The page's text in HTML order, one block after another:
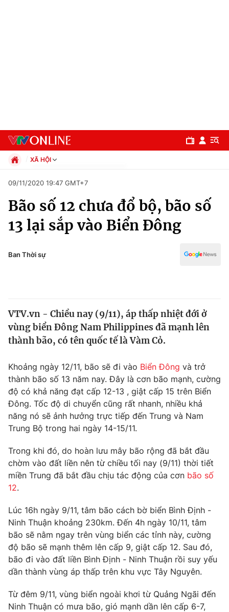
Chuyên mục
Chính trị
Y tế
Tin tức
Thế giới đó đây
Câu chuyện quốc tế
Kinh tế
Tài chính
Thị trường
Dữ liệu và đời sống
Phim VTV
Hậu trường
Khán giả
Giải sao mai
Giải trí
Điện ảnh
Âm nhạc
Sao
Du lịch
Làm đẹp
Chất lượng cuộc sống
Giáo dục
Tuyển sinh
Học trực tuyến
Công nghệ
Sản phẩm
Giao lưu trực tuyến
XÃ HỘI
Xã hội
Pháp luật
Kinh tế
Thể thao
Văn hóa - Giải trí
Giáo dục
09/11/2020 19:47 GMT+7
Bão số 12 chưa đổ bộ, bão số
13 lại sắp vào Biển Đông
Ban Thời sự
VTV.vn - Chiều nay (9/11), áp thấp nhiệt đới ở
vùng biển Đông Nam Philippines đã mạnh lên
thành bão, có tên quốc tế là Vàm Cỏ.
Khoảng ngày 12/11, bão sẽ đi vào Biển Đông và trở
thành bão số 13 năm nay. Đây là cơn bão mạnh, cường
độ có khả năng đạt cấp 12-13 , giật cấp 15 trên Biển
Đông. Tốc độ di chuyển cũng rất nhanh, nhiều khả
năng nó sẽ ảnh hưởng trực tiếp đến Trung và Nam
Trung Bộ trong hai ngày 14-15/11.
Trong khi đó, do hoàn lưu mây bão rộng đã bắt đầu
chờm vào đất liền nên từ chiều tối nay (9/11) thời tiết
miền Trung đã bắt đầu chịu tác động của cơn bão số
12.
Lúc 16h ngày 9/11, tâm bão cách bờ biển Bình Định -
Ninh Thuận khoảng 230km. Đến 4h ngày 10/11, tâm
bão sẽ nằm ngay trên vùng biển các tỉnh này, cường
độ bão sẽ mạnh thêm lên cấp 9, giật cấp 12. Sau đó,
bão đi vào đất liền Bình Định - Ninh Thuận rồi suy yếu
dần thành vùng áp thấp trên khu vực Tây Nguyên.
Từ đêm 9/11, vùng biển ngoài khơi từ Quảng Ngãi đến
Ninh Thuận có mưa bão, gió mạnh dần lên cấp 6-7,